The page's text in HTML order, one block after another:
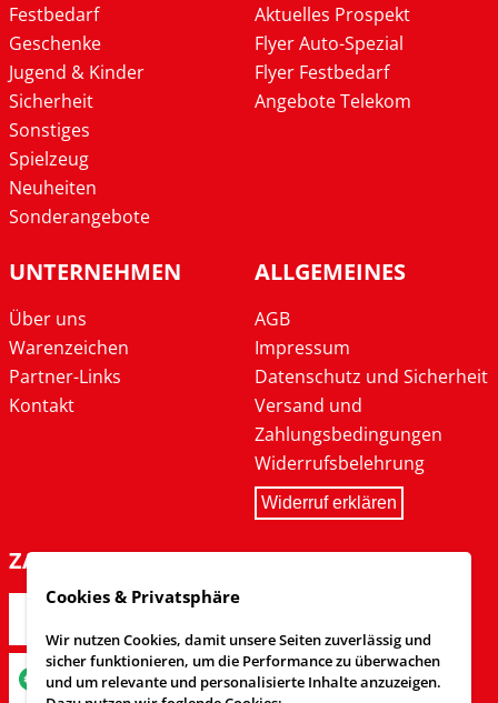
Festbedarf
Geschenke
Jugend & Kinder
Sicherheit
Sonstiges
Spielzeug
Neuheiten
Sonderangebote
Aktuelles Prospekt
Flyer Auto-Spezial
Flyer Festbedarf
Angebote Telekom
UNTERNEHMEN
Über uns
Warenzeichen
Partner-Links
Kontakt
ALLGEMEINES
AGB
Impressum
Datenschutz und Sicherheit
Versand und
Zahlungsbedingungen
Widerrufsbelehrung
Widerruf erklären
ZAHLARTEN
Cookies & Privatsphäre
Wir nutzen Cookies, damit unsere Seiten zuverlässig und
sicher funktionieren, um die Performance zu überwachen
und um relevante und personalisierte Inhalte anzuzeigen.